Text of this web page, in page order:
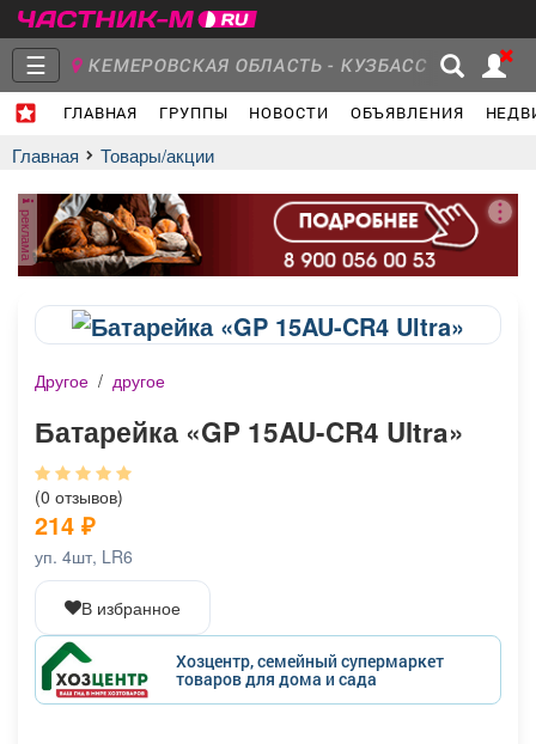
☰ КЕМЕРОВСКАЯ ОБЛАСТЬ - КУЗБАСС
ГЛАВНАЯ ГРУППЫ НОВОСТИ ОБЪЯВЛЕНИЯ
Главная
Объявления Недвижимость Услуги
Товары Поздравления Погода
Главная Товары/акции
реклама
Другое / другое
Батарейка «GP 15AU-CR4 Ultra»
(0 отзывов)
214 ₽
уп. 4шт, LR6
В избранное
Хозцентр, семейный супермаркет
товаров для дома и сада